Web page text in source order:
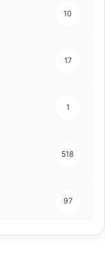
10
17
1
518
97